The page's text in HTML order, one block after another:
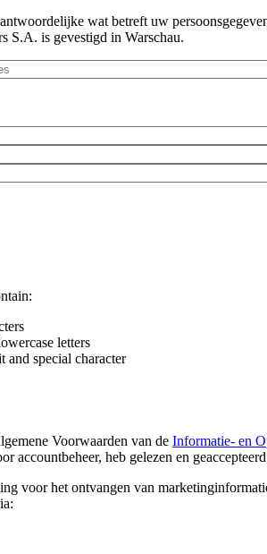
wat betreft uw
is gevestigd in Warschau.
letters
and special character
Voorwaarden van de Informatie- en
accountbeheer, heb gelezen en
voor het ontvangen van